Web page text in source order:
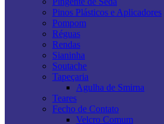
Pinos Plásticos e Aplicadores
Pompom
Réguas
Rendas
Sianinha
Soutache
Tapeçaria
Agulha de Smirna
Teares
Fecho de Contato
Velcro Comum